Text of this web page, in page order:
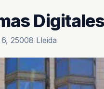
25008 Lleida